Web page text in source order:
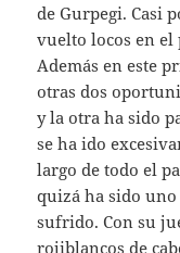
de Gurpegi. Casi
vuelto locos en
Además en este
otras dos
y la otra ha sido
se ha ido
largo de todo el
quizá ha sido
sufrido. Con su
rojiblancos de